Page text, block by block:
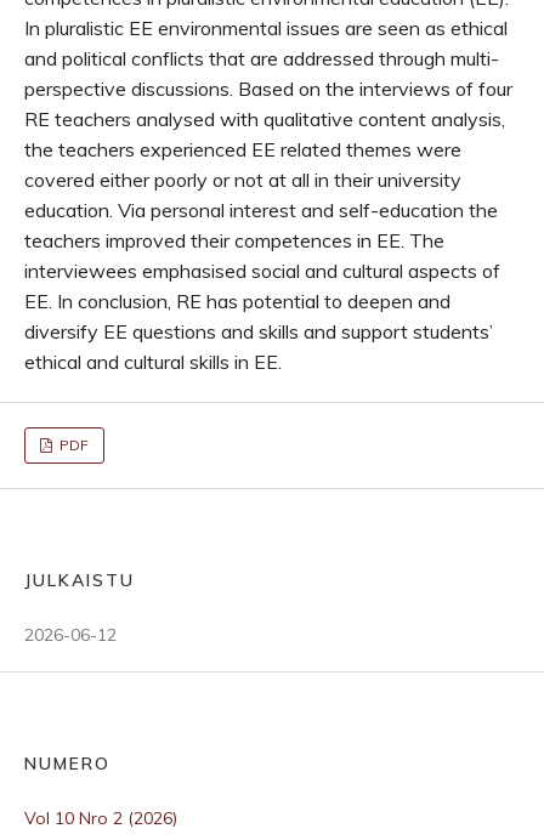
In pluralistic EE environmental issues are seen as ethical
and political conflicts that are addressed through multi-
perspective discussions. Based on the interviews of four
RE teachers analysed with qualitative content analysis,
the teachers experienced EE related themes were
covered either poorly or not at all in their university
education. Via personal interest and self-education the
teachers improved their competences in EE. The
interviewees emphasised social and cultural aspects of
EE. In conclusion, RE has potential to deepen and
diversify EE questions and skills and support students’
ethical and cultural skills in EE.
PDF
JULKAISTU
2026-06-12
NUMERO
Vol 10 Nro 2 (2026)